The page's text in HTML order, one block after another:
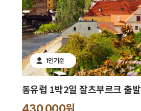
1인기준
동유럽 1박2일 잘츠부르크 출발